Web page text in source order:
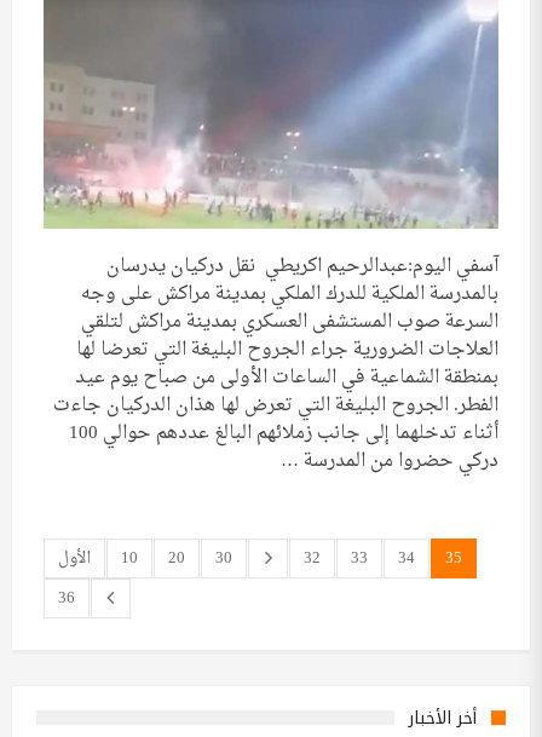
آسفي اليوم:عبدالرحيم اكريطي نقل دركيان يدرسان
بالمدرسة الملكية للدرك الملكي بمدينة مراكش على وجه
السرعة صوب المستشفى العسكري بمدينة مراكش لتلقي
العلاجات الضرورية جراء الجروح البليغة التي تعرضا لها
بمنطقة الشماعية في الساعات الأولى من صباح يوم عيد
الفطر. الجروح البليغة التي تعرض لها هذان الدركيان جاءت
أثناء تدخلهما إلى جانب زملائهم البالغ عددهم حوالي 100
دركي حضروا من المدرسة …
الأول 10 20 30 32 33 34
35
36
أخر الأخبار